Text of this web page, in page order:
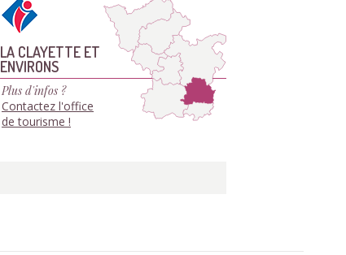
LA CLAYETTE ET
ENVIRONS
Plus d'infos ?
Contactez l'office
de tourisme !